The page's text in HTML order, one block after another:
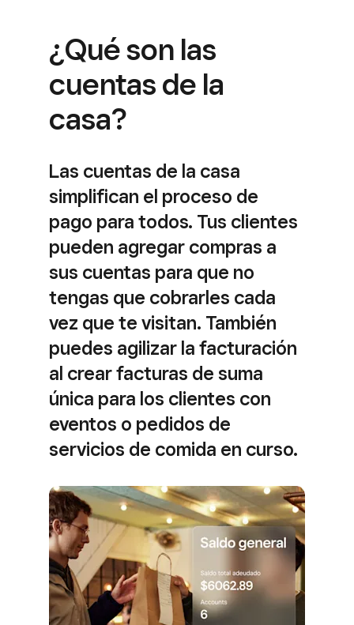
¿Qué son las
cuentas de la
casa?
Las cuentas de la casa
simplifican el proceso de
pago para todos. Tus clientes
pueden agregar compras a
sus cuentas para que no
tengas que cobrarles cada
vez que te visitan. También
puedes agilizar la facturación
al crear facturas de suma
única para los clientes con
eventos o pedidos de
servicios de comida en curso.